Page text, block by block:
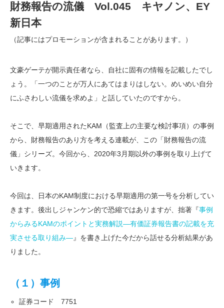
財務報告の流儀 Vol.045 キヤノン、EY
新日本
（記事にはプロモーションが含まれることがあります。）
文豪ゲーテが開示責任者なら、自社に固有の情報を記載したでし
ょう。「一つのことが万人にあてはまりはしない。めいめい自分
にふさわしい流儀を求めよ」と話していたのですから。
そこで、早期適用されたKAM（監査上の主要な検討事項）の事例
から、財務報告のあり方を考える連載が、この「財務報告の流
儀」シリーズ。今回から、2020年3月期以外の事例を取り上げて
いきます。
今回は、日本のKAM制度における早期適用の第一号を分析してい
きます。後出しジャンケン的で恐縮ではありますが、拙著『事例
からみるKAMのポイントと実務解説―有価証券報告書の記載を充
実させる取り組み―』を書き上げた今だから話せる分析結果があ
りました。
（１）事例
証券コード 7751